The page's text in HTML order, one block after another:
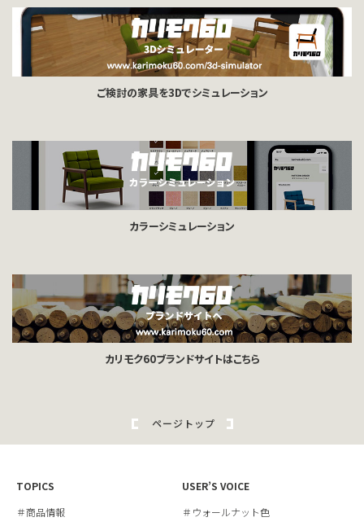
ご検討の家具を3Dでシミュレーション
カラーシミュレーション
カリモク60ブランドサイトはこちら
ページトップ
TOPICS
＃商品情報
USER’S VOICE
＃ウォールナット色